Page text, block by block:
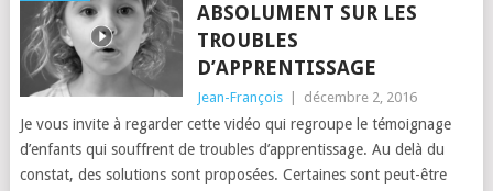
ABSOLUMENT SUR LES
TROUBLES
D’APPRENTISSAGE
Jean-François décembre 2, 2016
Je vous invite à regarder cette vidéo qui regroupe le témoignage
d’enfants qui souffrent de troubles d’apprentissage. Au delà du
constat, des solutions sont proposées. Certaines sont peut-être